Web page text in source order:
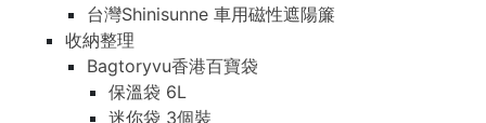
台灣Shinisunne 車用磁性遮陽簾
收納整理
Bagtoryvu香港百寶袋
保溫袋 6L
迷你袋 3個裝